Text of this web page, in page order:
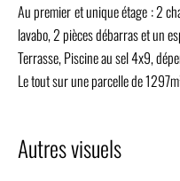
Au premier et unique étage : 2
lavabo, 2 pièces débarras et un
Terrasse, Piscine au sel 4x9,
Le tout sur une parcelle de
Autres visuels